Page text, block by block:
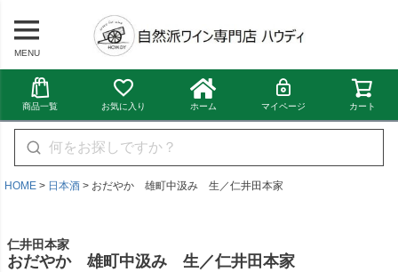
MENU
商品一覧 お気に入り ホーム マイページ カート
HOME 日本酒 おだやか 雄町中汲み 生／仁井田本家
仁井田本家
おだやか 雄町中汲み 生／仁井田本家